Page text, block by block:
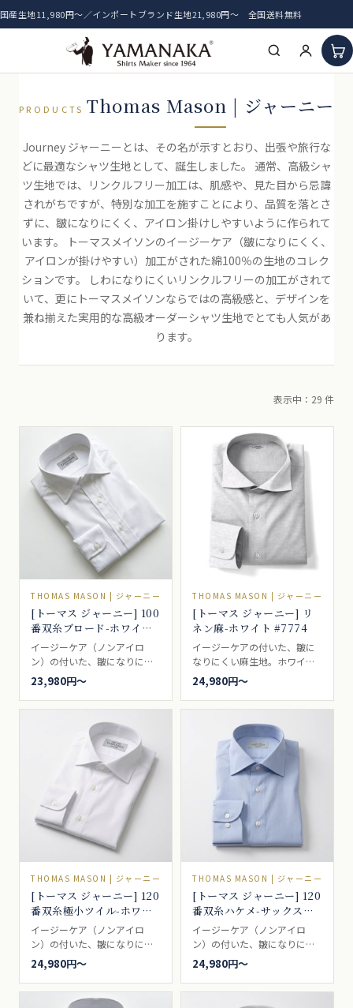
国産生地11,980円〜／インポートブランド生地21,980円〜 全国送料無料
新着生地
おすすめ生地
PRODUCTS Thomas Mason | ジャーニー
Journey ジャーニーとは、その名が示すとおり、出張や旅行な
どに最適なシャツ生地として、誕生しました。 通常、高級シャ
ツ生地では、リンクルフリー加工は、肌感や、見た目から忌諱
されがちですが、特別な加工を施すことにより、品質を落とさ
ずに、皺になりにくく、アイロン掛けしやすいように作られて
います。 トーマスメイソンのイージーケア（皺になりにくく、
アイロンが掛けやすい）加工がされた綿100％の生地のコレク
ションです。 しわになりにくいリンクルフリーの加工がされて
いて、更にトーマスメイソンならではの高級感と、デザインを
兼ね揃えた実用的な高級オーダーシャツ生地でとても人気があ
ります。
表示中：29 件
THOMAS MASON | ジャーニー
[トーマス ジャーニー] 100
番双糸ブロード-ホワイト
#5536
イージーケア（ノンアイロ
ン）の付いた、皺になりにく
い張りのあるパリッとした印
象の白シャツ生地、ビジネス
シャツとしては最適なポプリ
も、ポプリンとも呼ばれるい
わゆる、普通の白無地。一枚
は持っていたい、シャツの基
本です。ドレスシャツ向き。
23,980円〜
THOMAS MASON | ジャーニー
[トーマス ジャーニー] リ
ネン麻-ホワイト #7774
イージーケアの付いた、皺に
なりにくい麻生地。ホワイ
ト。
24,980円〜
THOMAS MASON | ジャーニー
[トーマス ジャーニー] 120
番双糸極小ツイル-ホワイ
ト #5537
イージーケア（ノンアイロ
ン）の付いた、皺になりにく
い張りのあるパリッとした印
象の白シャツ生地、ビジネス
シャツとしては最適なツイル
です。ドレスシャツ向き。
24,980円〜
THOMAS MASON | ジャーニー
[トーマス ジャーニー] 120
番双糸ハケメ-サックス
#5541
イージーケア（ノンアイロ
ン）の付いた、皺になりにく
い無地の霜降りハケメ・サッ
クス。ドレスシャツ向き。
24,980円〜